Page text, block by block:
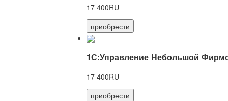
17 400RU
приобрести
1С:Управление Небольшой
17 400RU
приобрести